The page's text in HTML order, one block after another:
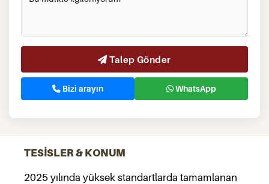
Talep Gönder
Bizi arayın WhatsApp
TESİSLER & KONUM
2025 yılında yüksek standartlarda tamamlanan